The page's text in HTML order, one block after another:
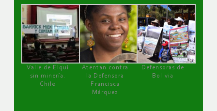
Valle de Elqui
sin minería.
Chile
Atentan contra
la Defensora
Francisca
Márquez
Defensoras de
Bolivia